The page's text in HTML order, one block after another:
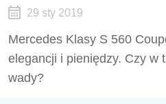
29 sty 2019
Mercedes Klasy S 560
elegancji i pieniędzy. Czy w
wady?